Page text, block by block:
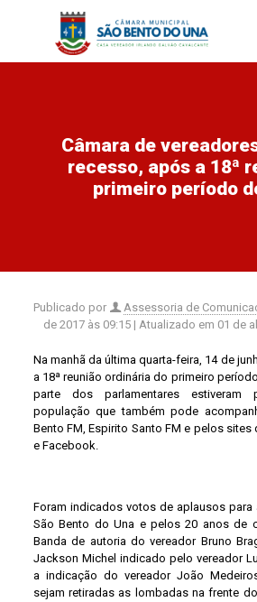
Câmara de
recesso, após a 18ª
primeiro período
Publicado por Assessoria de
de 2017 às 09:15 | Atualizado em 01 de
Na manhã da última quarta-feira, 14 de
a 18ª reunião ordinária do primeiro período
parte dos parlamentares estiveram
população que também pode
Bento FM, Espirito Santo FM e pelos sites
e Facebook.
Foram indicados votos de aplausos para
São Bento do Una e pelos 20 anos de
Banda de autoria do vereador Bruno
Jackson Michel indicado pelo vereador
a indicação do vereador João
sejam retiradas as lombadas na frente do